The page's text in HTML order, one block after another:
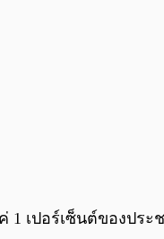
เปอร์เซ็นต์ของประ